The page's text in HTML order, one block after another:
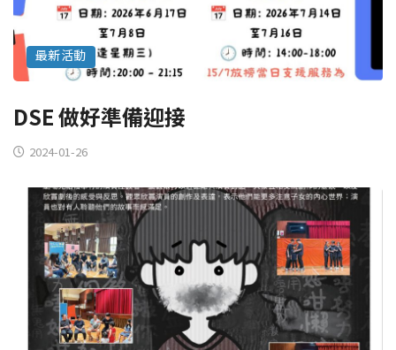
最新活動
DSE 做好準備迎接
2024-01-26